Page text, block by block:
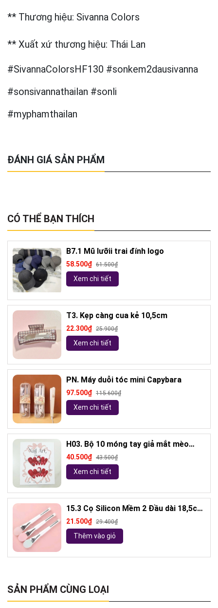
** Thương hiệu: Sivanna Colors
** Xuất xứ thương hiệu: Thái Lan
#SivannaColorsHF130 #sonkem2dausivanna
#sonsivannathailan #sonli
#myphamthailan
ĐÁNH GIÁ SẢN PHẨM
CÓ THỂ BẠN THÍCH
B7.1 Mũ lưỡii trai đính logo
58.500₫ 61.500₫
Xem chi tiết
T3. Kẹp càng cua kẻ 10,5cm
22.300₫ 25.900₫
Xem chi tiết
PN. Máy duỗi tóc mini Capybara
97.500₫ 115.600₫
Xem chi tiết
H03. Bộ 10 móng tay giả mắt mèo
kèm keo và giũa móng (ngẫu nhiên)
40.500₫ 43.500₫
Xem chi tiết
15.3 Cọ Silicon Mềm 2 Đầu dài 18,5cm
( ngẫu nhiên)
21.500₫ 29.400₫
Thêm vào giỏ
SẢN PHẨM CÙNG LOẠI